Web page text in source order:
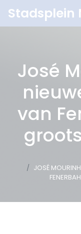
Stadsplein
José
van
JOSÉ